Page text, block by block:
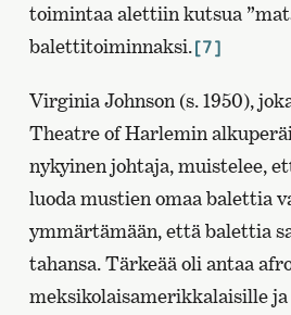
toimintaa alettiin kutsua
balettitoiminnaksi.[7]
Virginia Johnson (s. 1950),
Theatre of Harlemin
nykyinen johtaja, muistelee,
luoda mustien omaa balettia
ymmärtämään, että balettia
tahansa. Tärkeää oli antaa
meksikolaisamerikkalaisille ja